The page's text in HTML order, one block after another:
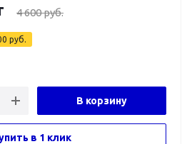
4 600руб.
руб.
В корзину
в 1 клик